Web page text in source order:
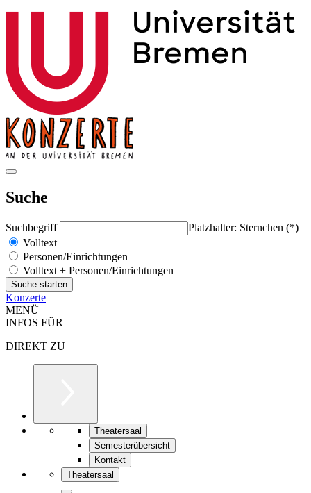
Suche
Suchbegriff
Platzhalter: Sternchen (*)
Volltext
Personen/Einrichtungen
Volltext + Personen/Einrichtungen
Konzerte
MENÜ
INFOS FÜR
DIREKT ZU
Theatersaal
Semesterübersicht
Kontakt
Theatersaal